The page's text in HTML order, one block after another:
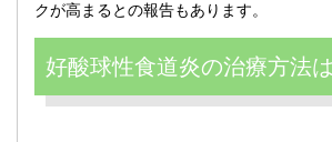
クが高まるとの報告もあります。
好酸球性食道炎の治療方法